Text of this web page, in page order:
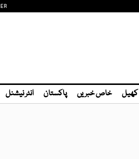
کھیل خاص خبریں پاکستان انٹر نیشنل